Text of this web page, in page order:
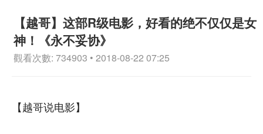
【越哥】这部R级电影，好看的绝不仅仅是女
神！《永不妥协》
觀看次數: 734903 • 2018-08-22 07:25
【越哥说电影】